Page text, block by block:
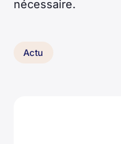
nécessaire.
Actu